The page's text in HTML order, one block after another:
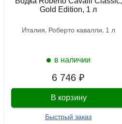
6 746 ₽
Gold Edition, 1 л
италия роберто кавалли 1 л
В корзину
Быстрый заказ
в наличии